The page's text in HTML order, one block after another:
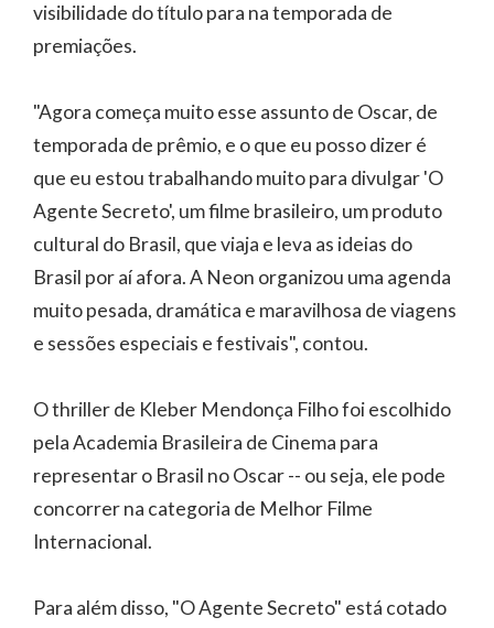
visibilidade do título para na temporada de
premiações.
"Agora começa muito esse assunto de Oscar, de
temporada de prêmio, e o que eu posso dizer é
que eu estou trabalhando muito para divulgar 'O
Agente Secreto', um filme brasileiro, um produto
cultural do Brasil, que viaja e leva as ideias do
Brasil por aí afora. A Neon organizou uma agenda
muito pesada, dramática e maravilhosa de viagens
e sessões especiais e festivais", contou.
O thriller de Kleber Mendonça Filho foi escolhido
pela Academia Brasileira de Cinema para
representar o Brasil no Oscar -- ou seja, ele pode
concorrer na categoria de Melhor Filme
Internacional.
Para além disso, "O Agente Secreto" está cotado